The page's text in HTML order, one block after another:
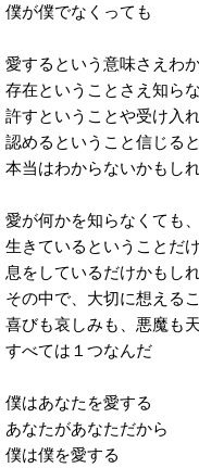
僕が僕でなくっても
愛するという意味さえわ
存在ということさえ知ら
許すということや受け入
認めるということ信じる
本当はわからないかもし
愛が何かを知らなくても
生きているということだ
息をしているだけかもし
その中で、大切に想える
喜びも哀しみも、悪魔も
すべては１つなんだ
僕はあなたを愛する
あなたがあなただから
僕は僕を愛する